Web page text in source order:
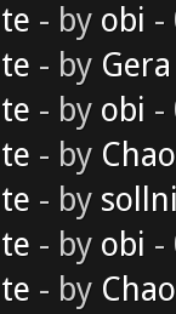
- by obi -
- by Gera
- by obi -
- by
- by
- by obi -
- by